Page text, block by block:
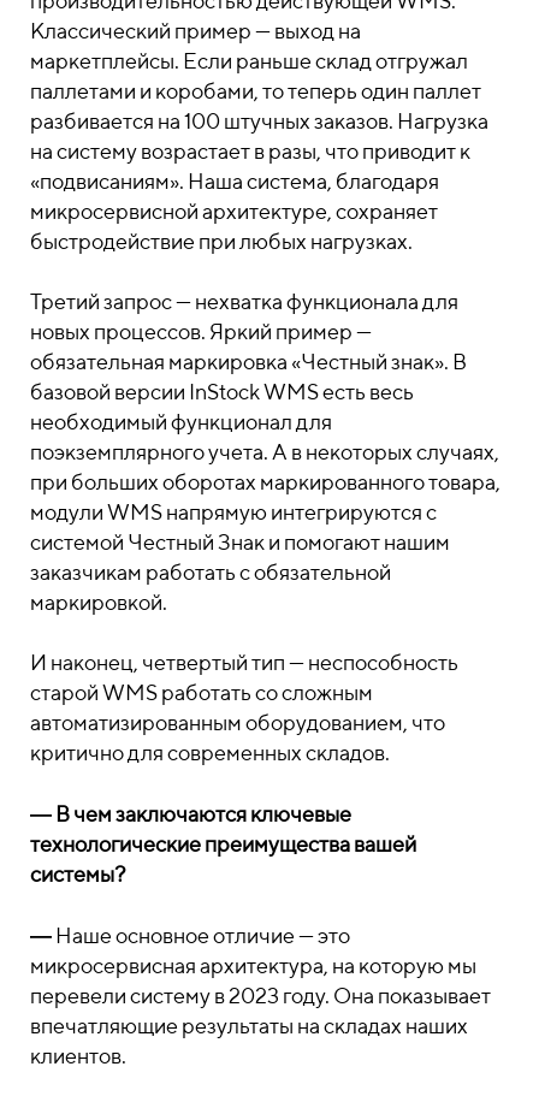
Классический пример — выход на
маркетплейсы. Если раньше склад отгружал
паллетами и коробами, то теперь один паллет
разбивается на 100 штучных заказов. Нагрузка
на систему возрастает в разы, что приводит к
«подвисаниям». Наша система, благодаря
микросервисной архитектуре, сохраняет
быстродействие при любых нагрузках.
Третий запрос — нехватка функционала для
новых процессов. Яркий пример —
обязательная маркировка «Честный знак». В
базовой версии InStock WMS есть весь
необходимый функционал для
поэкземплярного учета. А в некоторых случаях,
при больших оборотах маркированного товара,
модули WMS напрямую интегрируются с
системой Честный Знак и помогают нашим
заказчикам работать с обязательной
маркировкой.
И наконец, четвертый тип — неспособность
старой WMS работать со сложным
автоматизированным оборудованием, что
критично для современных складов.
― В чем заключаются ключевые
технологические преимущества вашей
системы?
―Наше основное отличие — это
микросервисная архитектура, на которую мы
перевели систему в 2023 году. Она показывает
впечатляющие результаты на складах наших
клиентов.